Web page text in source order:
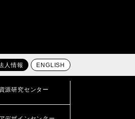
人情報 ENGLISH
源研究センター